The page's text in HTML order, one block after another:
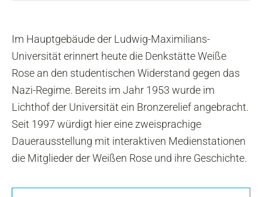
Im Hauptgebäude der Ludwig-Maximilians-
Universität erinnert heute die Denkstätte Weiße
Rose an den studentischen Widerstand gegen das
Nazi-Regime. Bereits im Jahr 1953 wurde im
Lichthof der Universität ein Bronzerelief angebracht.
Seit 1997 würdigt hier eine zweisprachige
Dauerausstellung mit interaktiven Medienstationen
die Mitglieder der Weißen Rose und ihre Geschichte.